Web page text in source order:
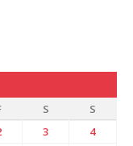
S
S
3
4